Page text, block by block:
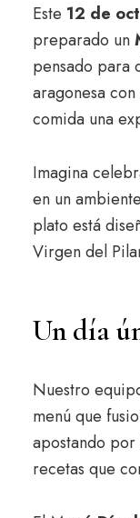
Este 12 de
preparado un
pensado para
aragonesa
comida una
Imagina
en un
plato está
Virgen del
Un día
Nuestro
menú que
apostando
recetas que